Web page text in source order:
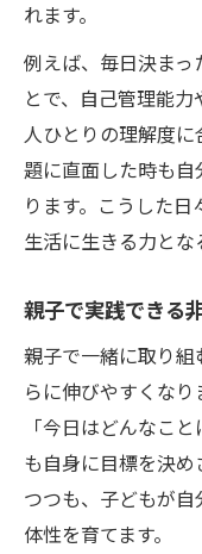
れます。
例えば、毎日決ま
とで、自己管理能
人ひとりの理解度
題に直面した時も
ります。こうした
生活に生きる力とな
親子で実践できる
親子で一緒に取り
らに伸びやすくな
「今日はどんなこ
も自身に目標を決
つつも、子どもが
体性を育てます。